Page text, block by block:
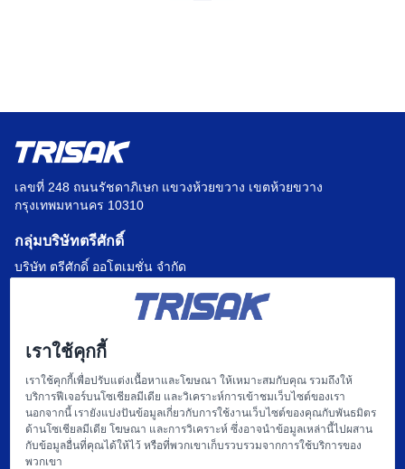
เลขที่ 248 ถนนรัชดาภิเษก แขวงห้วยขวาง เขตห้วยขวาง
กรุงเทพมหานคร 10310
กลุ่มบริษัทตรีศักดิ์
บริษัท ตรีศักดิ์ ออโตเมชั่น จำกัด
บริษัท แฟคตอรี่ ออโตเมชั่น เซ็นเตอร์ จำกัด
บริษัท ไฮทรอน-ตรีศักดิ์ จำกัด
หน้าแรก
เกี่ยวกับเรา
เราใช้คุกกี้
เราใช้คุกกี้เพื่อปรับแต่งเนื้อหาและโฆษณา ให้เหมาะสมกับคุณ รวมถึงให้
บริการฟีเจอร์บนโซเชียลมีเดีย และวิเคราะห์การเข้าชมเว็บไซต์ของเรา
นอกจากนี้ เรายังแบ่งปันข้อมูลเกี่ยวกับการใช้งานเว็บไซต์ของคุณกับพันธมิตร
ด้านโซเชียลมีเดีย โฆษณา และการวิเคราะห์ ซึ่งอาจนำข้อมูลเหล่านี้ไปผสาน
กับข้อมูลอื่นที่คุณได้ให้ไว้ หรือที่พวกเขาเก็บรวบรวมจากการใช้บริการของ
พวกเขา